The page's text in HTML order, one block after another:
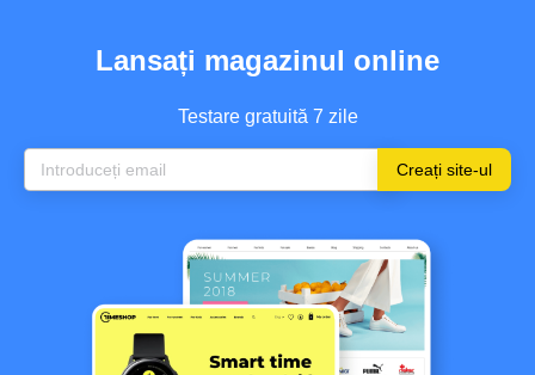
Lansați magazinul online
Testare gratuită 7 zile
Creați site-ul